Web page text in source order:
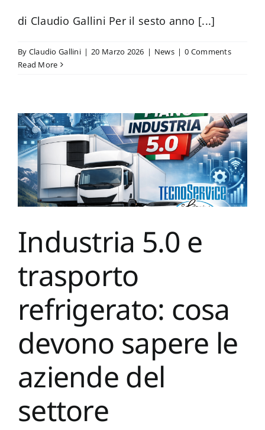
di Claudio Gallini Per il sesto anno [...]
By Claudio Gallini | 20 Marzo 2026 | News | 0 Comments
Read More
Industria 5.0 e
trasporto
refrigerato: cosa
devono sapere le
aziende del
settore